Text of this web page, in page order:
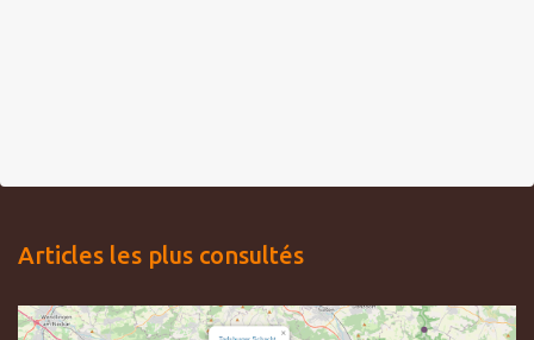
Articles les plus consultés